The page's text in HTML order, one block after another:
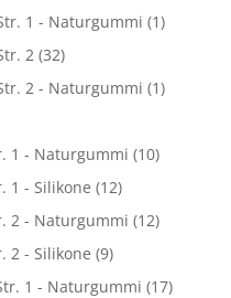
1 - Naturgummi (1)
2 (32)
2 - Naturgummi (1)
1 - Naturgummi (10)
1 - Silikone (12)
2 - Naturgummi (12)
2 - Silikone (9)
1 - Naturgummi (17)